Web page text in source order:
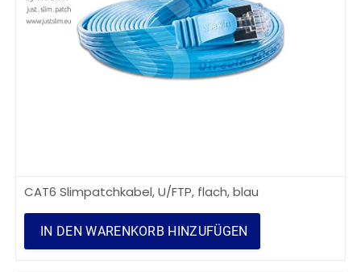
CAT6 Slimpatchkabel, U/FTP, flach, blau
IN DEN WARENKORB HINZUFÜGEN